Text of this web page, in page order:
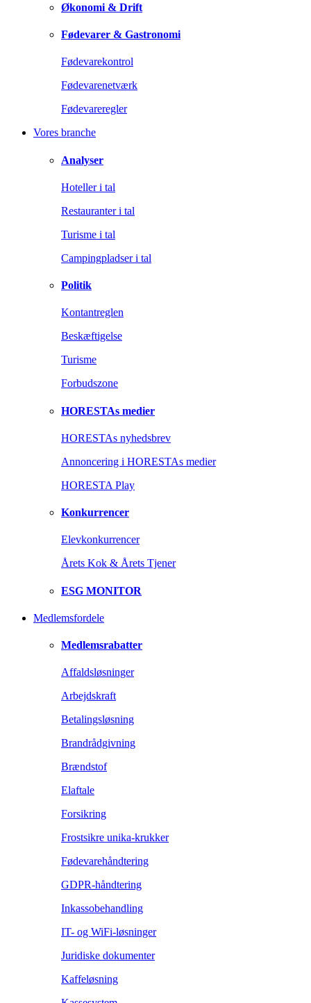
Økonomi & Drift
Fødevarer & Gastronomi
Fødevarekontrol
Fødevarenetværk
Fødevareregler
Vores branche
Analyser
Hoteller i tal
Restauranter i tal
Turisme i tal
Campingpladser i tal
Politik
Kontantreglen
Beskæftigelse
Turisme
Forbudszone
HORESTAs medier
HORESTAs nyhedsbrev
Annoncering i HORESTAs medier
HORESTA Play
Konkurrencer
Elevkonkurrencer
Årets Kok & Årets Tjener
ESG MONITOR
Medlemsfordele
Medlemsrabatter
Affaldsløsninger
Arbejdskraft
Betalingsløsning
Brandrådgivning
Brændstof
Elaftale
Forsikring
Frostsikre unika-krukker
Fødevarehåndtering
GDPR-håndtering
Inkassobehandling
IT- og WiFi-løsninger
Juridiske dokumenter
Kaffeløsning